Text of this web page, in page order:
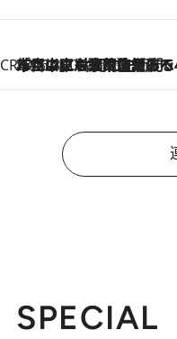
CREA'S CHOICE
2026.8.7
「立川にも歌舞伎があるんだよ」 片岡仁左衛門・市川中車ら豪華座組みで4年目の立川立飛歌舞伎へ
SPECIAL